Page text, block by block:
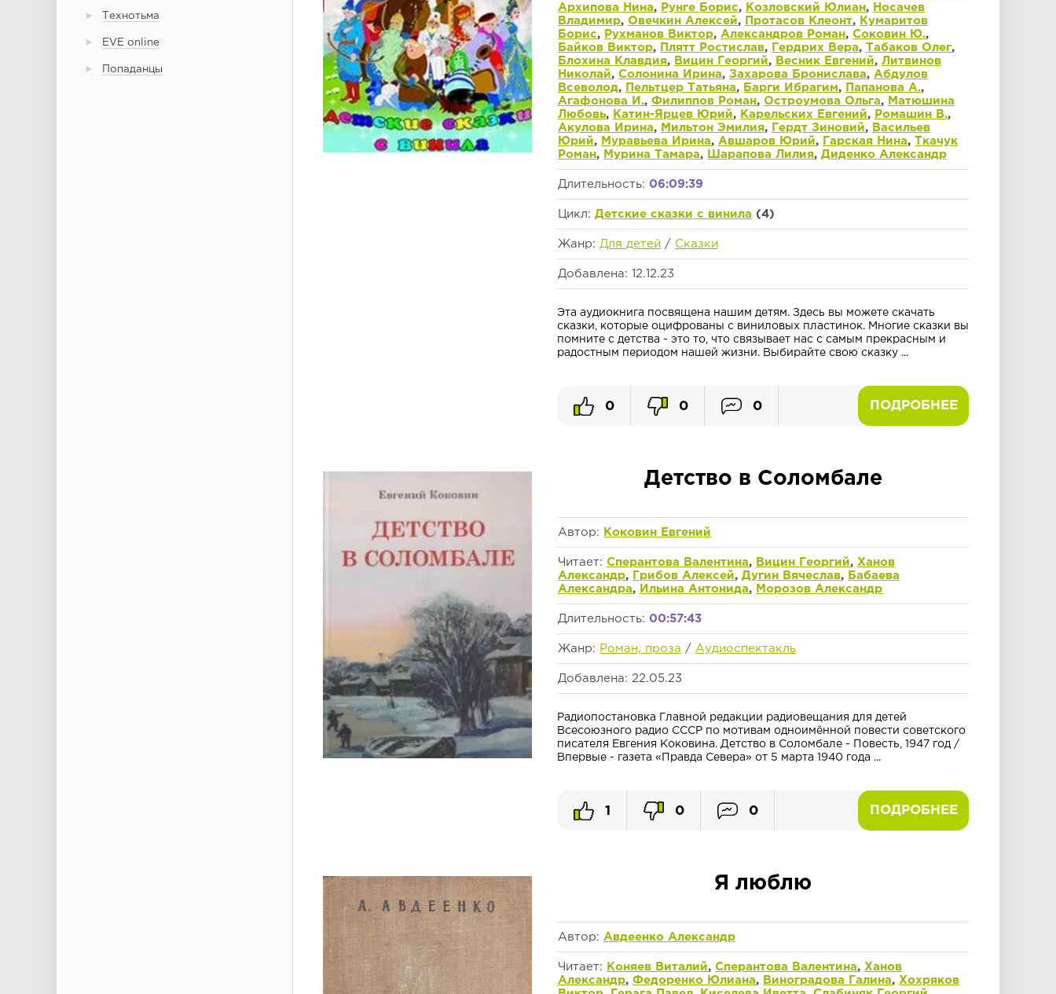
Технотьма
EVE online
Попаданцы
Архипова Нина, Рунге Борис, Козловский Юлиан,
Носачев
Владимир, Овечкин Алексей, Протасов Клеонт,
Кумаритов
Борис, Рухманов Виктор, Александров Роман, Соковин Ю.,
Байков Виктор, Плятт Ростислав, Гердрих Вера, Табаков Олег,
Блохина Клавдия, Вицин Георгий, Весник Евгений, Литвинов
Николай, Солонина Ирина, Захарова Бронислава, Абдулов
Всеволод, Пельтцер Татьяна, Барги Ибрагим, Папанова А.,
Агафонова И., Филиппов Роман, Остроумова Ольга,
Матюшина
Любовь, Катин-Ярцев Юрий, Карельских Евгений, Ромашин В.,
Акулова Ирина, Мильтон Эмилия, Гердт Зиновий,
Васильев
Юрий, Муравьева Ирина, Авшаров Юрий, Гарская Нина, Ткачук
Роман, Мурина Тамара, Шарапова Лилия, Диденко Александр
Длительность: 06:09:39
Цикл: Детские сказки с винила (4)
Жанр: Для детей / Сказки
Добавлена: 12.12.23
Эта аудиокнига посвящена нашим детям. Здесь вы можете скачать
сказки, которые оцифрованы с виниловых пластинок. Многие сказки вы
помните с детства - это то, что связывает нас с самым прекрасным и
радостным периодом нашей жизни. Выбирайте свою сказку ...
ПОДРОБНЕЕ
0 0 0
Детство в Соломбале
Автор: Коковин Евгений
Читает: Сперантова Валентина, Вицин Георгий, Ханов
Александр, Грибов Алексей, Дугин Вячеслав,
Бабаева
Александра, Ильина Антонида, Морозов Александр
Длительность: 00:57:43
Жанр: Роман, проза / Аудиоспектакль
Добавлена: 22.05.23
Радиопостановка Главной редакции радиовещания для детей
Всесоюзного радио СССР по мотивам одноимённой повести советского
писателя Евгения Коковина. Детство в Соломбале - Повесть, 1947 год /
Впервые - газета «Правда Севера» от 5 марта 1940 года ...
ПОДРОБНЕЕ
1 0 0
Я люблю
Автор: Авдеенко Александр
Читает: Коняев Виталий, Сперантова Валентина, Ханов
Александр, Федоренко Юлиана, Виноградова Галина, Хохряков